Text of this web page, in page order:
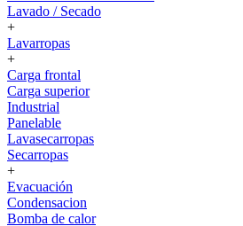
Lavado / Secado
+
Lavarropas
+
Carga frontal
Carga superior
Industrial
Panelable
Lavasecarropas
Secarropas
+
Evacuación
Condensacion
Bomba de calor